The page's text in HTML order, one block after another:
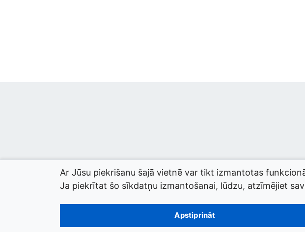
© 2026 termini.gov.lv. Izstrādātājs:
Ar Jūsu piekrišanu šajā vietnē var tikt izmantotas
Ja piekrītat šo sīkdatņu izmantošanai, lūdzu, atzīmējiet
Apstiprināt